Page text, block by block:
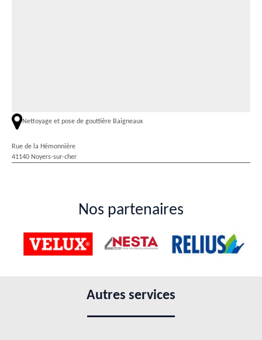
Nettoyage et pose de gouttière Baigneaux
Rue de la Hémonnière
41140 Noyers-sur-cher
Nos partenaires
Autres services